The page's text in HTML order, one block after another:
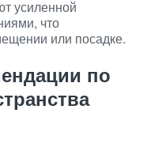
усиленной
что
или посадке.
по